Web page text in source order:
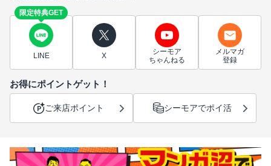
限定特典GET
LINE X
シーモア
ちゃんねる
メルマガ
登録
お得にポイントゲット！
ご来店ポイント シーモアでポイ活